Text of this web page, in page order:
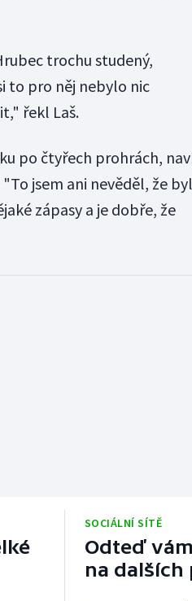
trochu studený,
to pro něj nebylo nic
řekl Laš.
po čtyřech prohrách,
jsem ani nevěděl, že
zápasy a je dobře, že
SOCIÁLNÍ SÍTĚ
Odteď
na